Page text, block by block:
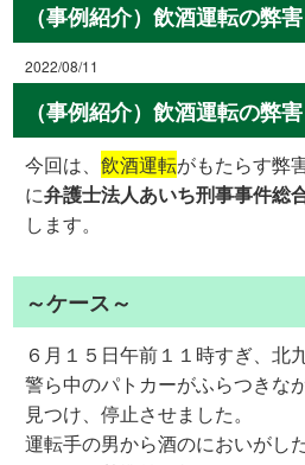
（事例紹介）飲酒運転の弊
2022/08/11
（事例紹介）飲酒運転の弊
今回は、飲酒運転がもたらす弊
に弁護士法人あいち刑事事件総
します。
～ケース～
６月１５日午前１１時すぎ、北
警ら中のパトカーがふらつきな
見つけ、停止させました。
運転手の男から酒のにおいがし